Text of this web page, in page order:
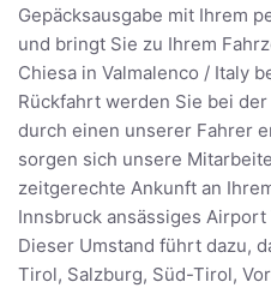
Gepäcksausgabe mit Ihrem
und bringt Sie zu Ihrem
Chiesa in Valmalenco / Italy
Rückfahrt werden Sie bei
durch einen unserer Fahrer
sorgen sich unsere
zeitgerechte Ankunft an
Innsbruck ansässiges
Dieser Umstand führt dazu,
Tirol, Salzburg, Süd-Tirol,